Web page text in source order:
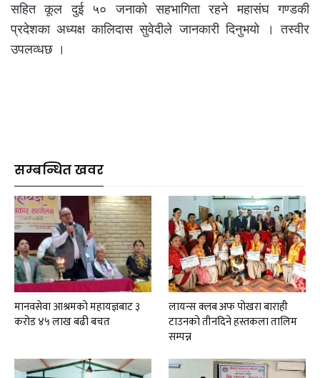
सहित कूल दुई ५० जनाको सहभागिता रहने महासंघ गण्डकी
प्रदेशका अध्यक्ष कालिदास सुवेदीले जानकारी दिनुभयो । तस्वीर
उपलव्धछ ।
सम्बन्धित खवर
मानवसेवा आश्रमकाे‌ महायज्ञबाट ३
करोड ४५ लाख बढी बचत
लायन्स क्लब अफ पोखरा बाराही
टाउनको तीनदिने हस्तकला तालिम
सम्पन्न